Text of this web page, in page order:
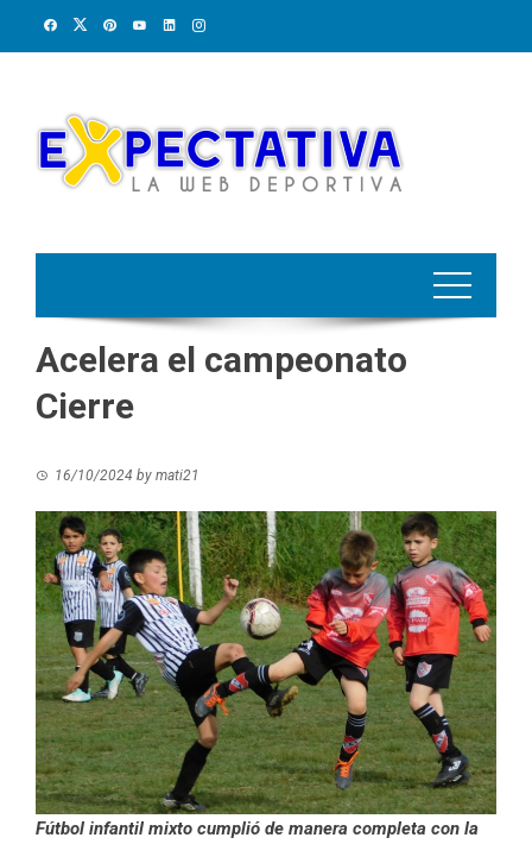
Acelera el campeonato
Cierre
16/10/2024 by mati21
Fútbol infantil mixto cumplió de manera completa con la